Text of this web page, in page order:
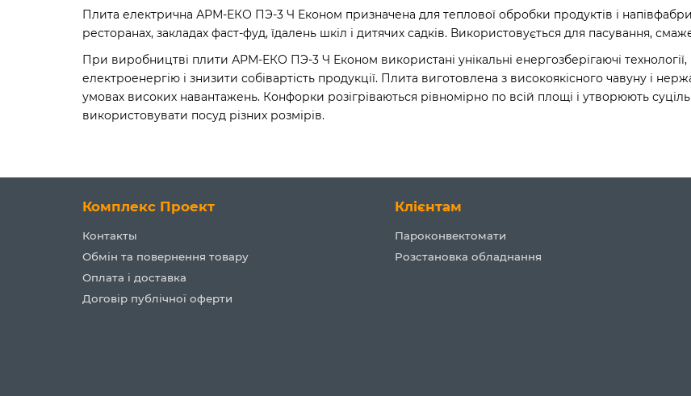
Плита електрична АРМ-ЕКО ПЭ-3 Ч Економ призначена для теплової обробки продуктів і
ресторанах, закладах фаст-фуд, їдалень шкіл і дитячих садків. Використовується для пасування,
При виробництві плити АРМ-ЕКО ПЭ-3 Ч Економ використані унікальні енергозберігаючі
електроенергію і знизити собівартість продукції. Плита виготовлена з високоякісного чавуну і
умовах високих навантажень. Конфорки розігріваються рівномірно по всій площі і утворюють
використовувати посуд різних розмірів.
Комплекс Проект
Контакты
Обмін та повернення товару
Оплата і доставка
Договір публічної оферти
Клієнтам
Пароконвектомати
Розстановка обладнання